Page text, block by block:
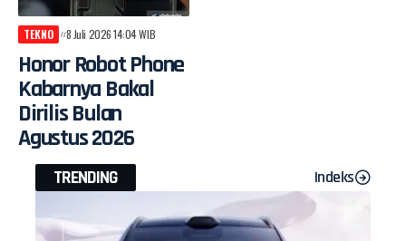
TEKNO 8 Juli 2026 14:04 WIB
Honor Robot Phone
Kabarnya Bakal
Dirilis Bulan
Agustus 2026
TRENDING Indeks